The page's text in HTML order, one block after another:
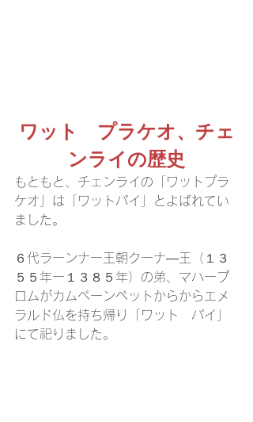
ワット　プラケオ、チェ
ンライの歴史
もともと、チェンライの「ワットプラ
ケオ」は「ワットパイ」とよばれてい
ました。
６代ラーンナー王朝クーナ―王（１３
５５年ー１３８５年）の弟、マハープ
ロムがカムペーンペットからからエメ
ラルド仏を持ち帰り「ワット　パイ」
にて祀りました。